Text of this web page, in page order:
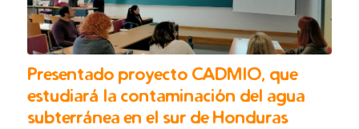
Presentado proyecto CADMIO, que
estudiará la contaminación del agua
subterránea en el sur de Honduras